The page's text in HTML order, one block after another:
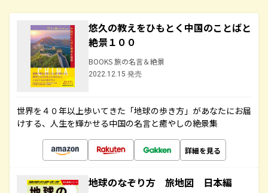
悠久の教えをひもとく中国のことばと
絶景１００
BOOKS 旅の名言＆絶景
2022.12.15 発売
世界を４０年以上歩いてきた「地球の歩き方」があなたにお届
けする、人生を輝かせる中国の名言と癒やしの絶景集
詳細を見る
地球のなぞり方 旅地図 日本編